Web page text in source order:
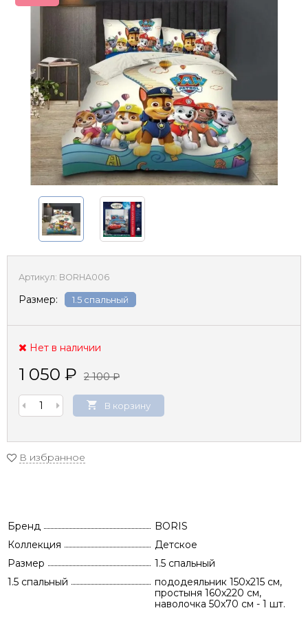
Артикул: BORHA006
Размер: 1.5 спальный
Нет в наличии
1 050 ₽ 2 100₽
В корзину
В избранное
Бренд
BORIS
Коллекция
Детское
Размер
1.5 спальный
1.5 спальный
пододеяльник 150х215 см,
простыня 160х220 см,
наволочка 50х70 см - 1 шт.